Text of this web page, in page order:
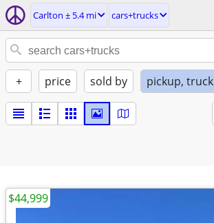
Carlton ± 5.4 mi cars+trucks
+ price sold by pickup, truck
$44,999